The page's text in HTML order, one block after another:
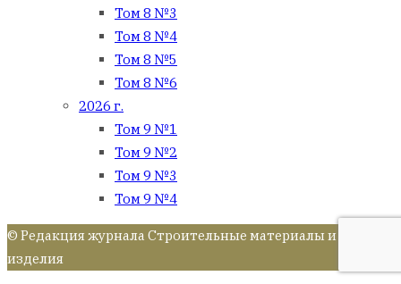
Том 8 №3
Том 8 №4
Том 8 №5
Том 8 №6
2026 г.
Том 9 №1
Том 9 №2
Том 9 №3
Том 9 №4
© Редакция журнала Строительные материалы и
изделия